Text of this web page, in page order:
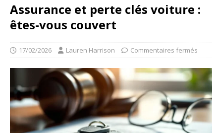
Assurance et perte clés voiture :
êtes-vous couvert
17/02/2026 Lauren Harrison Commentaires fermés